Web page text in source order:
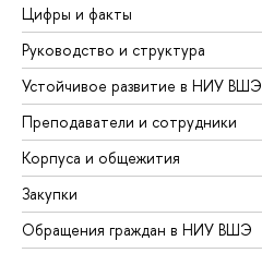
Цифры и факты
Руководство и структура
Устойчивое развитие в НИУ ВШЭ
Преподаватели и сотрудники
Корпуса и общежития
Закупки
Обращения граждан в НИУ ВШЭ